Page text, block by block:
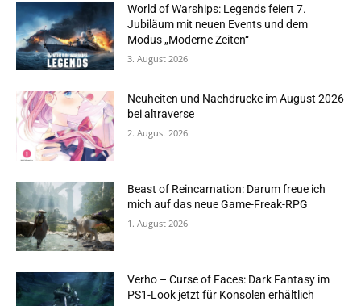
World of Warships: Legends feiert 7.
Jubiläum mit neuen Events und dem
Modus „Moderne Zeiten“
3. August 2026
Neuheiten und Nachdrucke im August 2026
bei altraverse
2. August 2026
Beast of Reincarnation: Darum freue ich
mich auf das neue Game-Freak-RPG
1. August 2026
Verho – Curse of Faces: Dark Fantasy im
PS1-Look jetzt für Konsolen erhältlich